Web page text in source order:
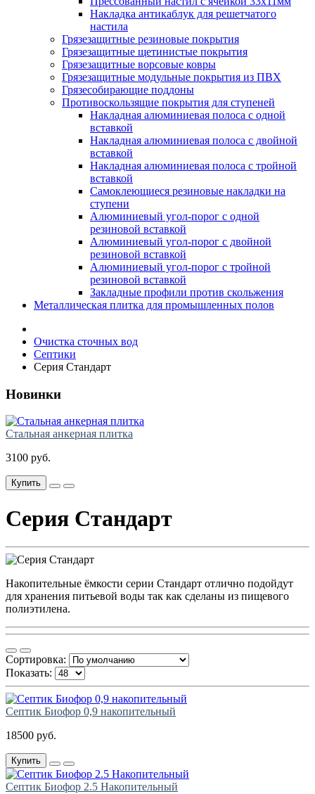
Накладка антикаблук для решетчатого
настила
Грязезащитные резиновые покрытия
Грязезащитные щетинистые покрытия
Грязезащитные ворсовые ковры
Грязезащитные модульные покрытия из ПВХ
Грязесобирающие поддоны
Противоскользящие покрытия для ступеней
Накладная алюминиевая полоса с одной
вставкой
Накладная алюминиевая полоса с двойной
вставкой
Накладная алюминиевая полоса с тройной
вставкой
Самоклеющиеся резиновые накладки на
ступени
Алюминиевый угол-порог с одной
резиновой вставкой
Алюминиевый угол-порог с двойной
резиновой вставкой
Алюминиевый угол-порог с тройной
резиновой вставкой
Закладные профили против скольжения
Металлическая плитка для промышленных полов
Очистка сточных вод
Септики
Серия Стандарт
Новинки
Стальная анкерная плитка
3100 руб.
Купить
Серия Стандарт
Накопительные ёмкости серии Стандарт отлично подойдут
для хранения питьевой воды так как сделаны из пищевого
полиэтилена.
Сортировка:
Показать:
Септик Биофор 0,9 накопительный
18500 руб.
Купить
Септик Биофор 2.5 Накопительный